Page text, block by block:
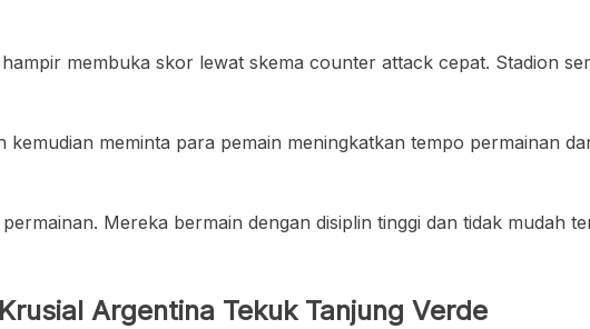
membuka skor lewat skema counter attack cepat. Stadion
meminta para pemain meningkatkan tempo permainan
Mereka bermain dengan disiplin tinggi dan tidak mudah
Argentina Tekuk Tanjung Verde